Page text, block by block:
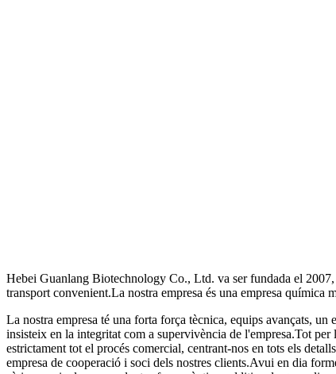
Hebei Guanlang Biotechnology Co., Ltd. va ser fundada el
transport convenient.La nostra empresa és una empresa
La nostra empresa té una forta força tècnica, equips avançats,
insisteix en la integritat com a supervivència de l'empresa.Tot
estrictament tot el procés comercial, centrant-nos en tots els
empresa de cooperació i soci dels nostres clients.Avui en dia